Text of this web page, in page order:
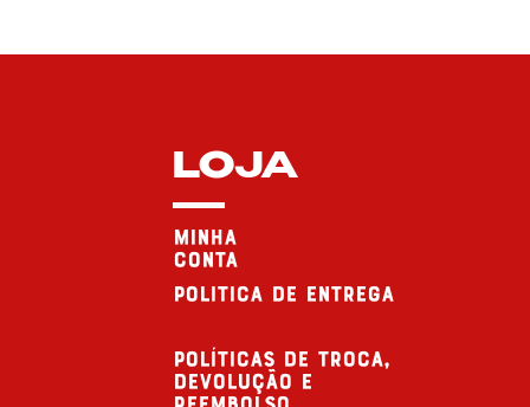
LOJA
minha
conta
politica de entrega
Políticas de troca,
devolução e